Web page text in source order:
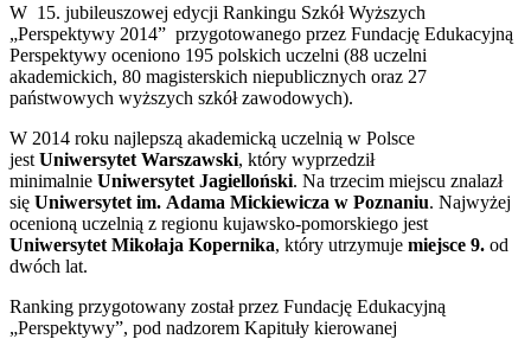
W 15. jubileuszowej edycji Rankingu Szkół Wyższych
„Perspektywy 2014” przygotowanego przez Fundację Edukacyjną
Perspektywy oceniono 195 polskich uczelni (88 uczelni
akademickich, 80 magisterskich niepublicznych oraz 27
państwowych wyższych szkół zawodowych).
W 2014 roku najlepszą akademicką uczelnią w Polsce
jest Uniwersytet Warszawski, który wyprzedził
minimalnie Uniwersytet Jagielloński. Na trzecim miejscu znalazł
się Uniwersytet im. Adama Mickiewicza w Poznaniu. Najwyżej
ocenioną uczelnią z regionu kujawsko-pomorskiego jest
Uniwersytet Mikołaja Kopernika, który utrzymuje miejsce 9. od
dwóch lat.
Ranking przygotowany został przez Fundację Edukacyjną
„Perspektywy”, pod nadzorem Kapituły kierowanej